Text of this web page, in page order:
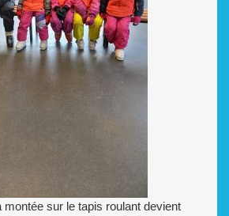
montée sur le tapis roulant devient